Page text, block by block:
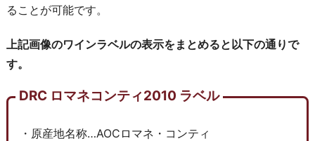
ることが可能です。
上記画像のワインラベルの表示をまとめると以下の通りで
す。
DRC ロマネコンティ2010 ラベル
・原産地名称…AOCロマネ・コンティ